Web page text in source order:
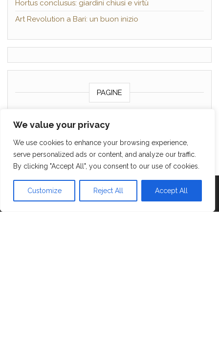
We value your privacy
We use cookies to enhance your browsing experience,
serve personalized ads or content, and analyze our traffic.
By clicking "Accept All", you consent to our use of cookies.
Customize Reject All Accept All
Hortus conclusus: giardini chiusi e virtù
Art Revolution a Bari: un buon inizio
PAGINE
Cookie policy
Proudly powered byWordPress Tema:Head Blog